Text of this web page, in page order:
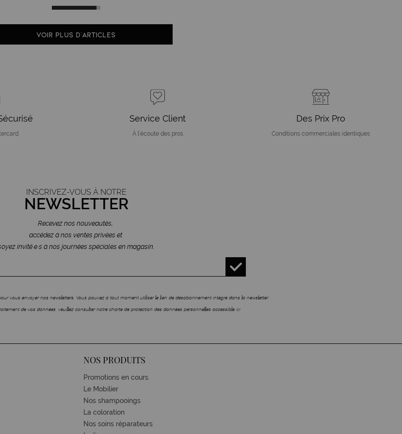
VOIR PLUS D'ARTICLES
Service Client
À l'écoute des pros
Des Prix Pro
Conditions commerciales identiques
INSCRIVEZ-VOUS À NOTRE
NEWSLETTER
Recevez nos nouveautés,
accédez à nos ventes privées et
invité·e·s à nos journées spéciales en magasin.
vous envoyer nos newsletters. Vous pouvez à tout moment utiliser le lien de désabonnement intégré dans la newsletter.
de vos données, veuillez consulter notre charte de protection des données personnelles accessibleici
NOS PRODUITS
Promotions en cours
Le Mobilier
Nos shampooings
La coloration
Nos soins réparateurs